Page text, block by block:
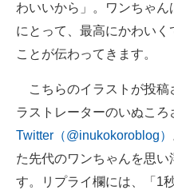
わいいから」。ワンちゃ
にとって、最高にかわい
ことが伝わってきます。
こちらのイラストが投稿
ラストレーターのいぬころ
Twitter（@inukokoroblog）
た先代のワンちゃんを思
す。リプライ欄には、「1